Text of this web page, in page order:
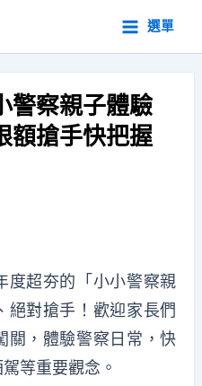
選單
警察親子體驗
搶手快把握
度超夯的「小小警察親
絕對搶手！歡迎家長們
關，體驗警察日常，快
等重要觀念。